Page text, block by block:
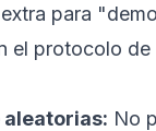
para
el protocolo de
No